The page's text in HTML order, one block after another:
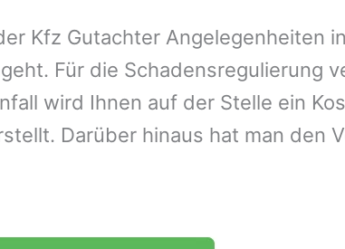
Kfz Gutachter Angelegenheiten
Für die Schadensregulierung
wird Ihnen auf der Stelle ein
Darüber hinaus hat man den